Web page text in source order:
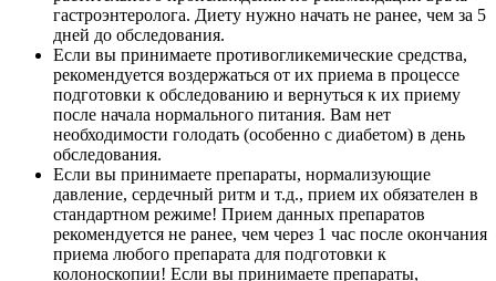
гастроэнтеролога. Диету нужно начать не ранее, чем за 5
дней до обследования.
Если вы принимаете противогликемические средства,
рекомендуется воздержаться от их приема в процессе
подготовки к обследованию и вернуться к их приему
после начала нормального питания. Вам нет
необходимости голодать (особенно с диабетом) в день
обследования.
Если вы принимаете препараты, нормализующие
давление, сердечный ритм и т.д., прием их обязателен в
стандартном режиме! Прием данных препаратов
рекомендуется не ранее, чем через 1 час после окончания
приема любого препарата для подготовки к
колоноскопии! Если вы принимаете препараты,